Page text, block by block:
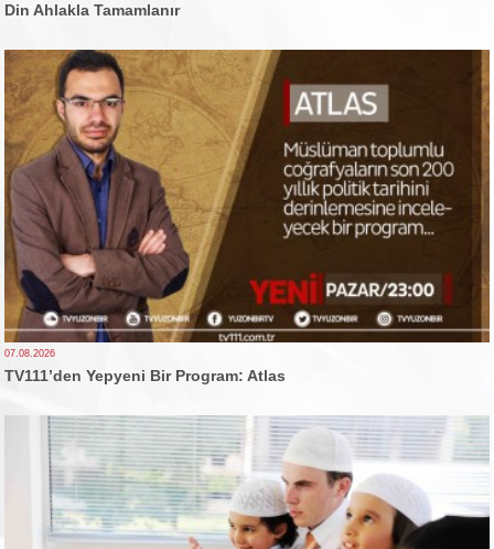
Din Ahlakla Tamamlanır
07.08.2026
TV111’den Yepyeni Bir Program: Atlas